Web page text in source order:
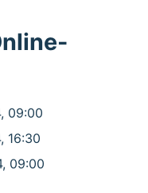
09:00
16:30
09:00